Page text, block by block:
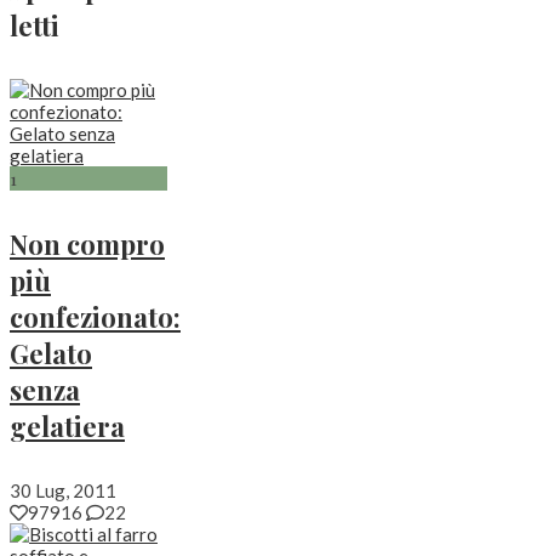
letti
1
Non compro
più
confezionato:
Gelato
senza
gelatiera
30 Lug, 2011
97916
22